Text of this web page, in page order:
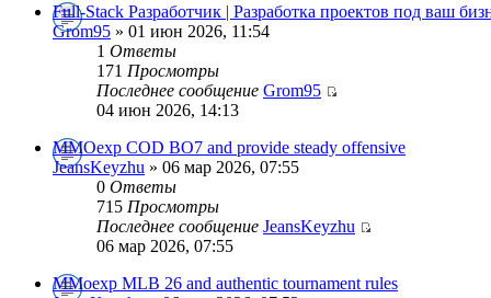
Full-Stack Разработчик | Разработка проектов под ваш
Grom95 » 01 июн 2026, 11:54
1 Ответы
171 Просмотры
Последнее сообщение Grom95
04 июн 2026, 14:13
MMOexp COD BO7 and provide steady offensive
JeansKeyzhu » 06 мар 2026, 07:55
0 Ответы
715 Просмотры
Последнее сообщение JeansKeyzhu
06 мар 2026, 07:55
MMoexp MLB 26 and authentic tournament rules